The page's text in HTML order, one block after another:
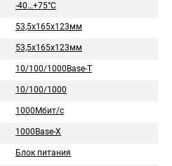
-40…+75°С
53,5x165x123мм
53,5х165х123мм
10/100/1000Base-T
10/100/1000
1000Мбит/с
1000Base-X
Блок питания